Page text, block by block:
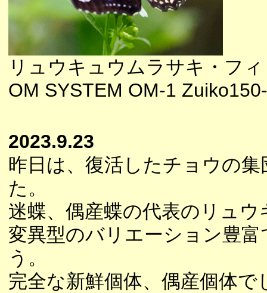
リュウキュウムラサキ・フ
OM SYSTEM OM-1
2023.9.23
昨日は、復活したチョウの
た。
迷蝶、偶産蝶の代表のリュ
変異型のバリエーション豊
う。
完全な新鮮個体、偶産個体で